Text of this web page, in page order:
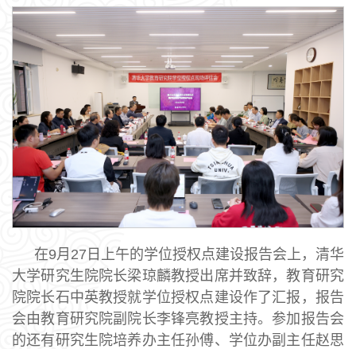
在9月27日上午的学位授权点建设报告会上，清华
大学研究生院院长梁琼麟教授出席并致辞，教育研究
院院长石中英教授就学位授权点建设作了汇报，报告
会由教育研究院副院长李锋亮教授主持。参加报告会
的还有研究生院培养办主任孙傅、学位办副主任赵思